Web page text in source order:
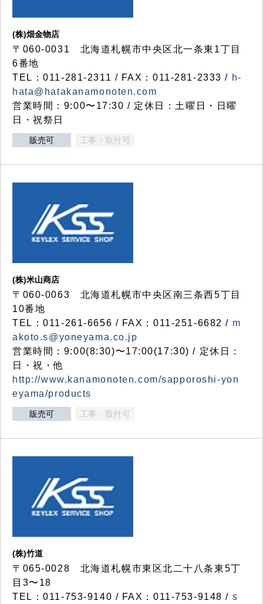
(株)畑金物店
〒060-0031 北海道札幌市中央区北一条東1丁目
6番地
TEL：011-281-2311 / FAX：011-281-2333 / h-
hata@hatakanamonoten.com
営業時間：9:00〜17:30 / 定休日：土曜日・日曜
日・祝祭日
販売可 工事・取付可
(株)米山商店
〒060-0063 北海道札幌市中央区南三条西5丁目
10番地
TEL：011-261-6656 / FAX：011-251-6682 / m
akoto.s@yoneyama.co.jp
営業時間：9:00(8:30)〜17:00(17:30) / 定休日：
日・祝・他
http://www.kanamonoten.com/sapporoshi-yon
eyama/products
販売可 工事・取付可
(株)竹道
〒065-0028 北海道札幌市東区北二十八条東5丁
目3〜18
TEL：011-753-9140 / FAX：011-753-9148 / s